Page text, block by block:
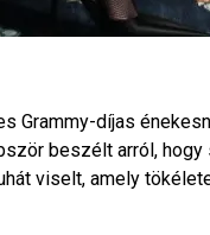
Grammy-díjas
beszélt arról, hogy
viselt, amely